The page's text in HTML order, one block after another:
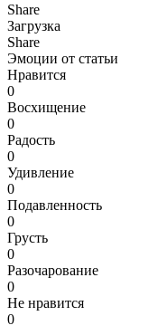
Share
Загрузка
Share
Эмоции от статьи
Нравится
0
Восхищение
0
Радость
0
Удивление
0
Подавленность
0
Грусть
0
Разочарование
0
Не нравится
0